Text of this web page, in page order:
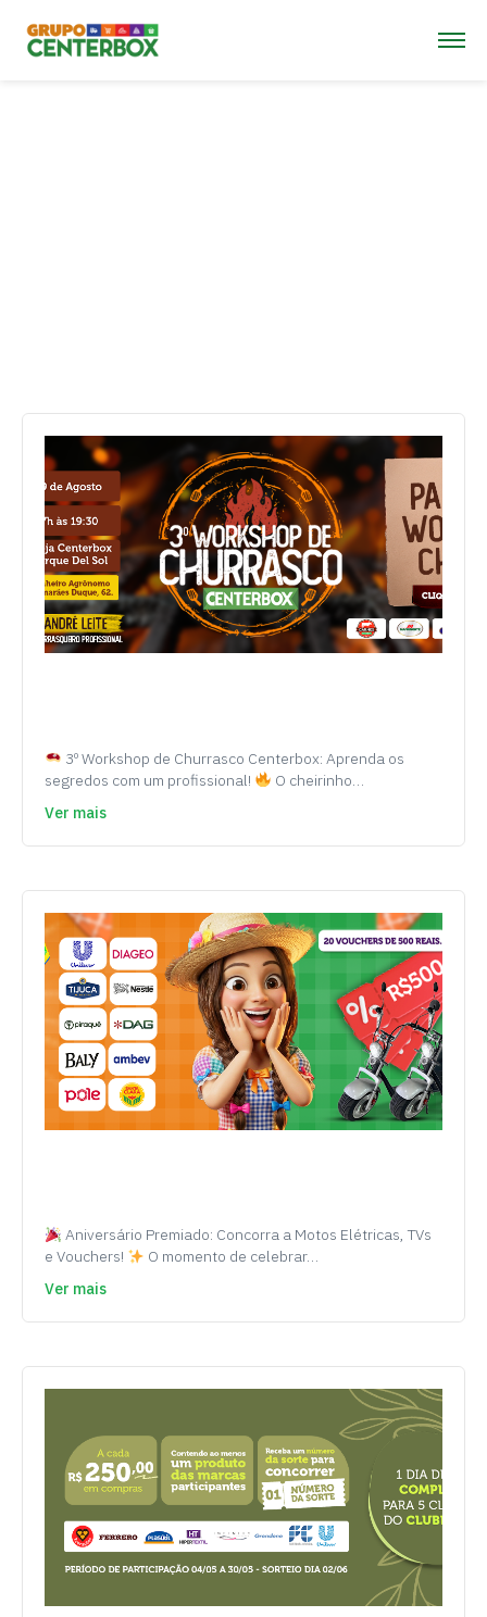
3º Workshop de Churrasco Centerbox: Aprenda os
segredos com um profissional!
O cheirinho…
Ver mais
Aniversário Premiado: Concorra a Motos Elétricas, TVs
e Vouchers!
O momento de celebrar…
Ver mais